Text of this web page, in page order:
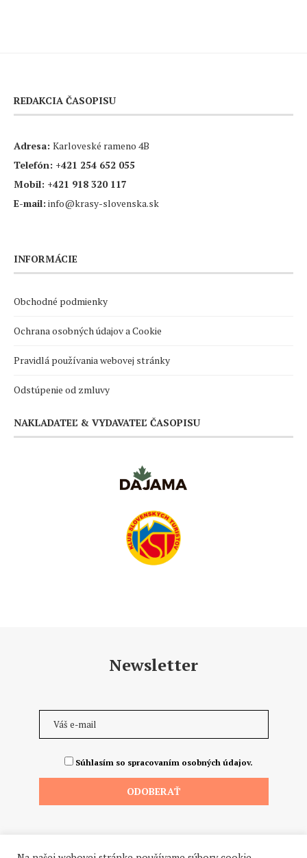
REDAKCIA ČASOPISU
Adresa: Karloveské rameno 4B
Telefón: +421 254 652 055
Mobil: +421 918 320 117
E-mail: info@krasy-slovenska.sk
INFORMÁCIE
Obchodné podmienky
Ochrana osobných údajov a Cookie
Pravidlá používania webovej stránky
Odstúpenie od zmluvy
NAKLADATEĽ & VYDAVATEĽ ČASOPISU
Newsletter
Súhlasím so spracovaním osobných údajov.